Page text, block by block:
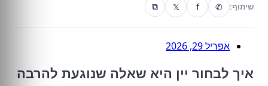
שיתוף: ✆
f
𝕏
⧉
אפריל 29, 2026
איך לבחור יין היא שאלה שנוגעת להרבה